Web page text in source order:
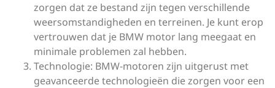
zorgen dat ze bestand zijn tegen verschillende
weersomstandigheden en terreinen. Je kunt erop
vertrouwen dat je BMW motor lang meegaat en
minimale problemen zal hebben.
Technologie: BMW-motoren zijn uitgerust met
geavanceerde technologieën die zorgen voor een